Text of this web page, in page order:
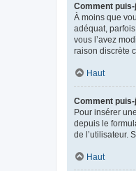
Comment
À moins que
adéquat,
vous l’avez
raison discrète
Haut
Comment
Pour insérer
depuis le
de l’utilisateur.
Haut